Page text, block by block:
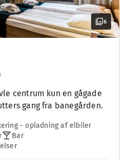
6
centrum kun en gågade
gang fra banegården.
- opladning af elbiler
Bar